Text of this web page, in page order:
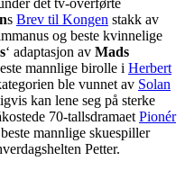
s Brev til Kongen stakk av
og beste kvinnelige
‘ adaptasjon av Mads
mannlige birolle i Herbert
ble vunnet av Solan
kan lene seg på sterke
70-tallsdramaet Pionér
mannlige skuespiller
Petter.